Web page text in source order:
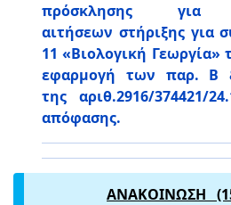
πρόσκλησης
αιτήσεων στήριξης για
11 «Βιολογική Γεωργία»
εφαρμογή των παρ. Β
της αριθ.2916/374421/
απόφασης.
ΑΝΑΚΟΙΝΩΣΗ